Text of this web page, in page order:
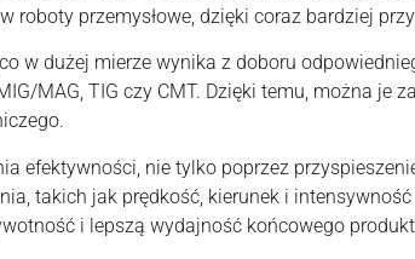
roboty przemysłowe, dzięki coraz bardziej
w dużej mierze wynika z doboru
MAG, TIG czy CMT. Dzięki temu, można je
efektywności, nie tylko poprzez
takich jak prędkość, kierunek i
i lepszą wydajność końcowego